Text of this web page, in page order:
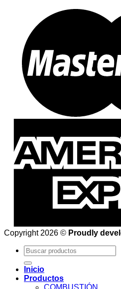
Copyright 2026 © Proudly
Buscar
por:
Inicio
Productos
COMBUSTIÓN